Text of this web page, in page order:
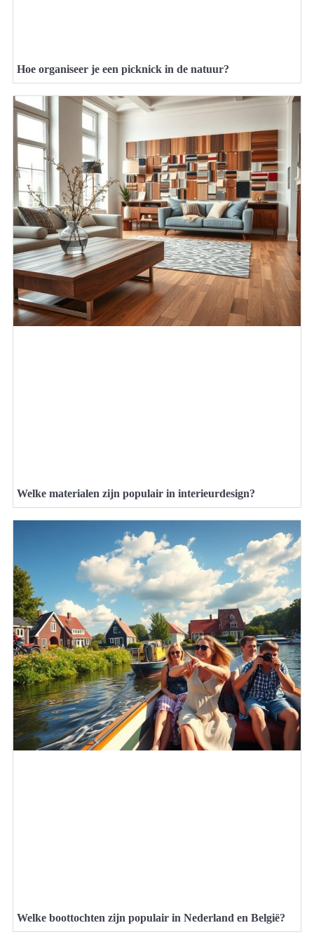
Hoe organiseer je een picknick in de natuur?
Welke materialen zijn populair in interieurdesign?
Welke boottochten zijn populair in Nederland en België?